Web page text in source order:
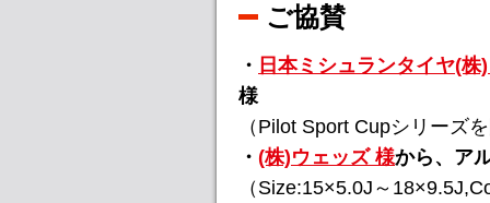
ご協賛
・ 日本ミシュランタイヤ(株
様
（Pilot Sport Cupシリーズ
・ (株)ウェッズ 様から、ア
（Size:15×5.0J～